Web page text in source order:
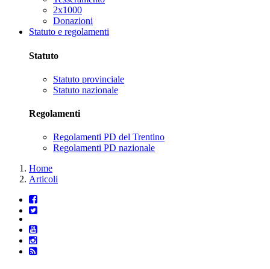
2x1000
Donazioni
Statuto e regolamenti
Statuto
Statuto provinciale
Statuto nazionale
Regolamenti
Regolamenti PD del Trentino
Regolamenti PD nazionale
Home
Articoli